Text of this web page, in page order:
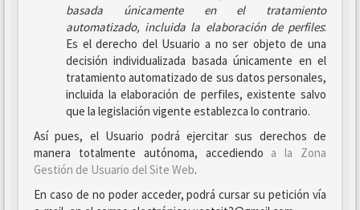
basada únicamente en el tratamiento
automatizado, incluida la elaboración de perfiles:
Es el derecho del Usuario a no ser objeto de una
decisión individualizada basada únicamente en el
tratamiento automatizado de sus datos personales,
incluida la elaboración de perfiles, existente salvo
que la legislación vigente establezca lo contrario.
Así pues, el Usuario podrá ejercitar sus derechos de
manera totalmente autónoma, accediendo a la Zona
Gestión de Usuario del Site Web.
En caso de no poder acceder, podrá cursar su petición vía